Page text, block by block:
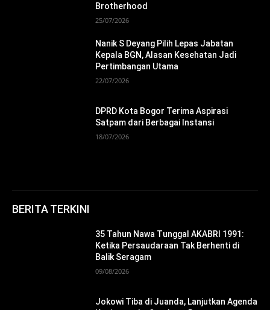
Brotherhood
25/07/2026
Nanik S Deyang Pilih Lepas Jabatan
Kepala BGN, Alasan Kesehatan Jadi
Pertimbangan Utama
22/07/2026
DPRD Kota Bogor Terima Aspirasi
Satpam dari Berbagai Instansi
18/07/2026
BERITA TERKINI
35 Tahun Nawa Tunggal AKABRI 1991:
Ketika Persaudaraan Tak Berhenti di
Balik Seragam
09/08/2026
Jokowi Tiba di Juanda, Lanjutkan Agenda